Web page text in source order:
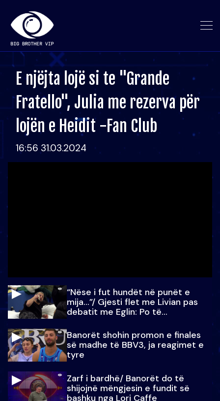
E njëjta lojë si te "Grande
Fratello", Julia me rezerva për
lojën e Heidit -Fan Club
16:56 31.03.2024
“Nëse i fut hundët në punët e
mija…”/ Gjesti flet me Livian pas
debatit me Eglin: Po të
Banorët shohin promon e finales
së madhe të BBV3, ja reagimet e
tyre
Zarf i bardhë/ Banorët do të
shijojnë mëngjesin e fundit së
bashku nga Lori Caffe